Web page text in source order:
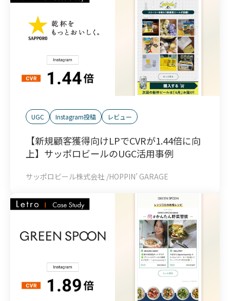
UGC Instagram投稿 レビュー
【新規顧客獲得向けLPでCVRが1.44倍に向
上】サッポロビールのUGC活用事例
サッポロビール株式会社 /HOPPIN’ GARAGE